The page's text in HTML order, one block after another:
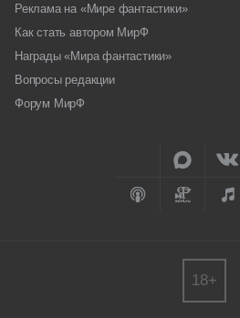
Реклама на «Мире фантастики»
Как стать автором МирФ
Награды «Мира фантастики»
Вопросы редакции
Форум МирФ
18+